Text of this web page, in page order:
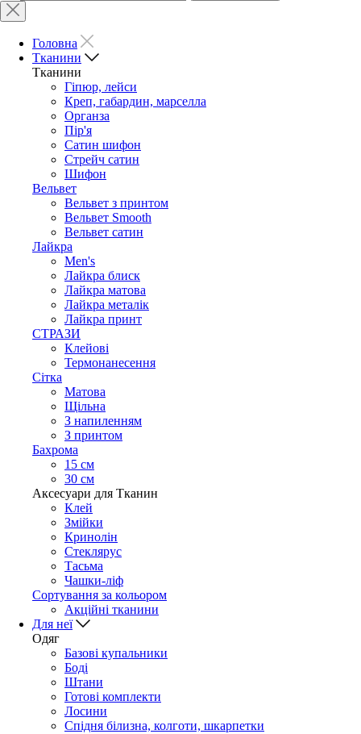
Головна
Тканини
Тканини
Гіпюр, лейси
Креп, габардин, марселла
Органза
Пір'я
Сатин шифон
Стрейч сатин
Шифон
Вельвет
Вельвет з принтом
Вельвет Smooth
Вельвет сатин
Лайкра
Men's
Лайкра блиск
Лайкра матова
Лайкра металік
Лайкра принт
СТРАЗИ
Клейові
Термонанесення
Сітка
Матова
Щільна
З напиленням
З принтом
Бахрома
15 см
30 см
Аксесуари для Тканин
Клей
Змійки
Кринолін
Стеклярус
Тасьма
Чашки-ліф
Сортування за кольором
Акційні тканини
Для неї
Одяг
Базові купальники
Боді
Штани
Готові комплекти
Лосини
Спідня білизна, колготи, шкарпетки